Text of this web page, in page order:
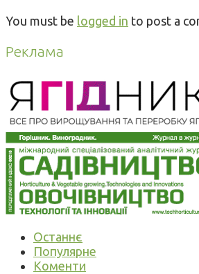
You must be logged in to post a
Реклама
Останнє
Популярне
Коменти